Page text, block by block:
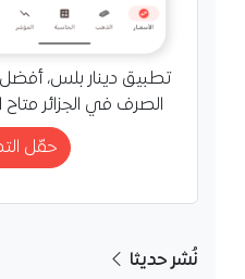
تطبيق دينار بلس،
الصرف في الجزائر
حمّل
نُشر حديثا